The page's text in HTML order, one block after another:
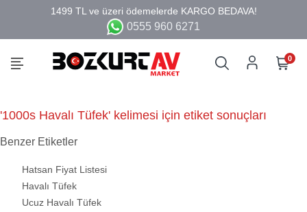
0555 960 6271
0
'1000s Havalı Tüfek' kelimesi için etiket sonuçları
Benzer Etiketler
Hatsan Fiyat Listesi
Havalı Tüfek
Ucuz Havalı Tüfek